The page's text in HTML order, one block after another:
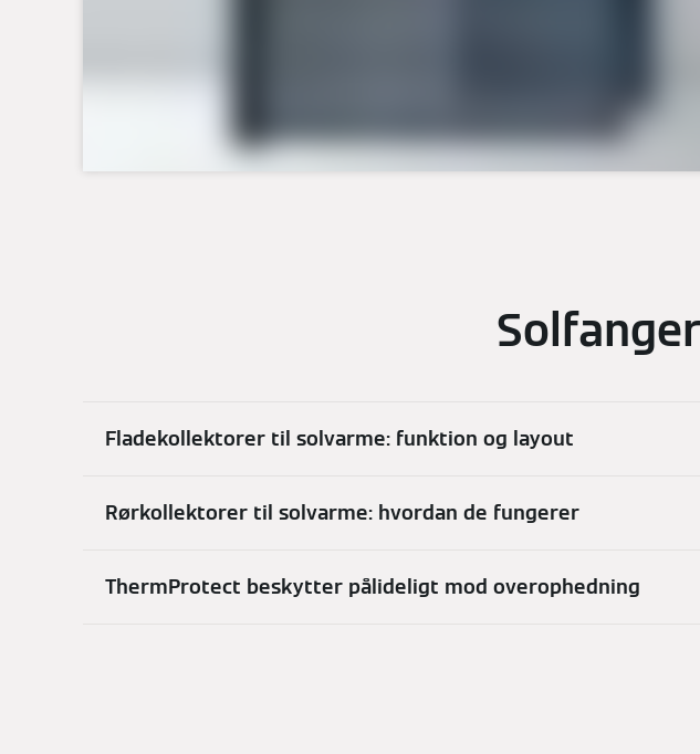
Fladekollektorer til solvarme: funktion og layout
Rørkollektorer til solvarme: hvordan de fungerer
ThermProtect beskytter pålideligt mod overophedning